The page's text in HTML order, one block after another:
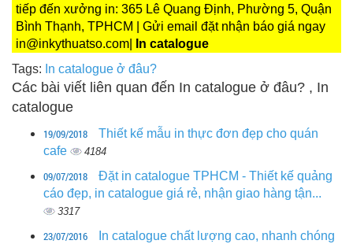
tiếp đến xưởng in: 365 Lê Quang Định, Phường 5, Quận
Bình Thạnh, TPHCM | Gửi email đặt nhận báo giá ngay
in@inkythuatso.com|
In catalogue
Tags: In catalogue ở đâu?
Các bài viết liên quan đến In catalogue ở đâu? , In
catalogue
19/09/2018
Thiết kế mẫu in thực đơn đẹp cho quán
cafe
4184
09/07/2018
Đặt in catalogue TPHCM - Thiết kế quảng
cáo đẹp, in catalogue giá rẻ, nhận giao hàng tận...
3317
23/07/2016 In catalogue chất lượng cao, nhanh chóng